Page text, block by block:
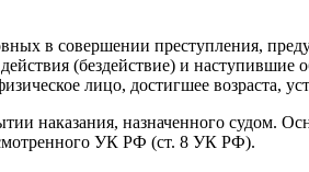
в совершении преступления,
(бездействие) и наступившие
лицо, достигшее возраста,
наказания, назначенного судом.
УК РФ (ст. 8 УК РФ).